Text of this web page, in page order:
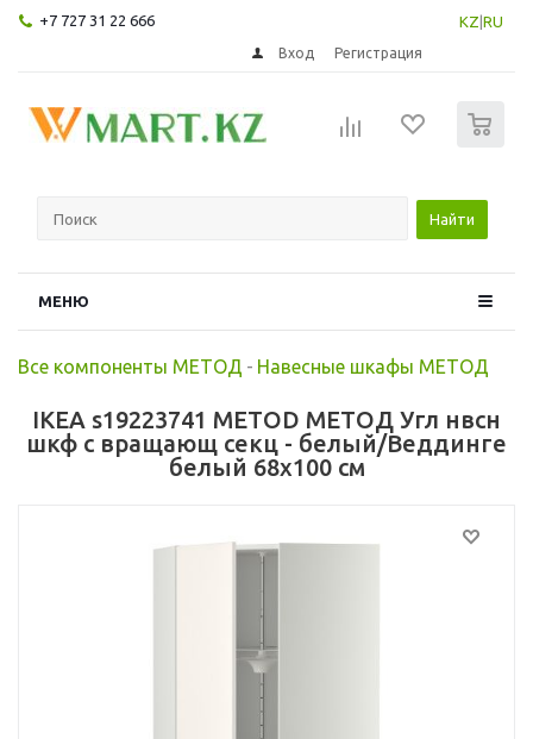
+7 727 31 22 666 KZ RU
Вход Регистрация
Найти
МЕНЮ
Все компоненты МЕТОД - Навесные шкафы МЕТОД
IKEA s19223741 METOD МЕТОД Угл нвсн
шкф с вращающ секц - белый/Веддинге
белый 68x100 см